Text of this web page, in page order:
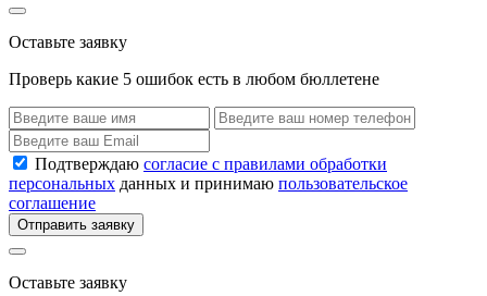
Оставьте заявку
Проверь какие 5 ошибок есть в любом бюллетене
Подтверждаю согласие с правилами обработки
персональных данных и принимаю пользовательское
соглашение
Отправить заявку
Оставьте заявку